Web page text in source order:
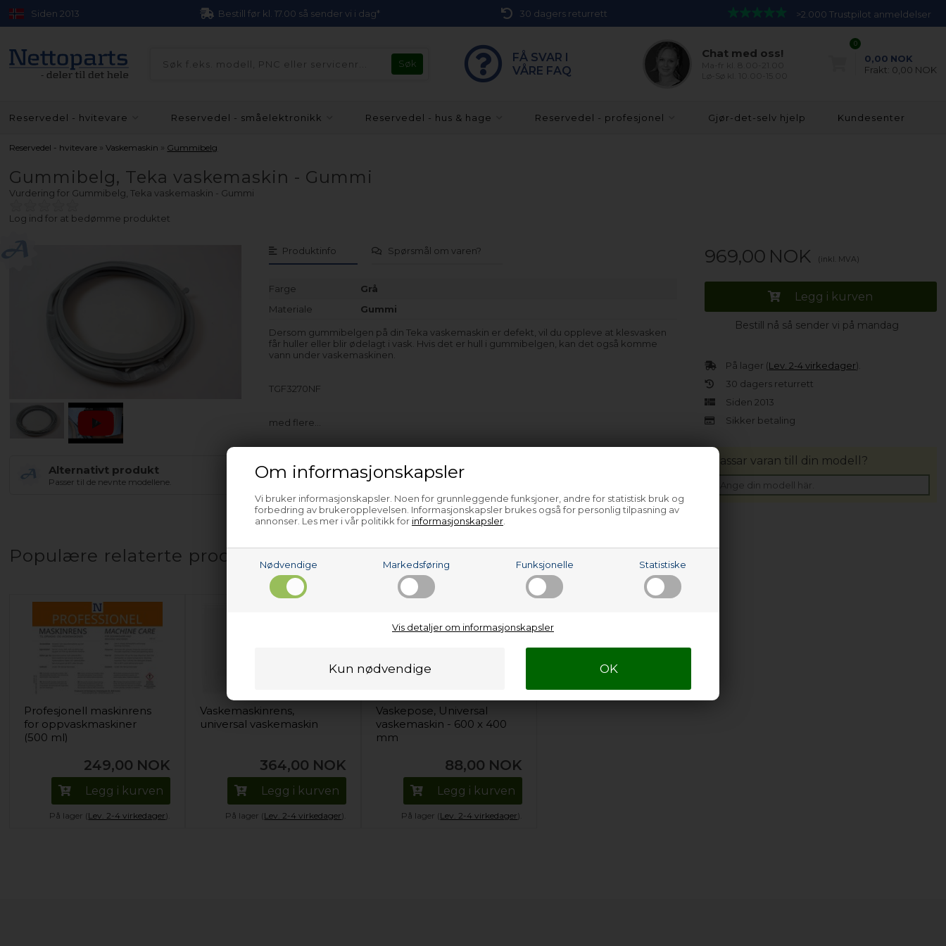
Om informasjonskapsler
Vi bruker informasjonskapsler. Noen for grunnleggende funksjoner, andre for statistisk bruk og
forbedring av brukeropplevelsen. Informasjonskapsler brukes også for personlig tilpasning av
annonser. Les mer i vår politikk for informasjonskapsler
Nødvendige Markedsføring Funksjonelle Statistiske
Vis detaljer om informasjonskapsler
Siden 2013 Bestill før kl. 17.00 så sender vi i dag* 30 dagers returrett >2.000 Trustpilot anmeldelser
FÅ SVAR I
VÅRE FAQ
Chat med oss!
0
0,00 NOK
Frakt: 0,00 NOK
Reservedel - hvitevare Reservedel - småelektronikk Reservedel - hus & hage Reservedel - profesjonel Gjør-det-selv hjelp Kundesenter
Reservedel - hvitevare »Vaskemaskin » Gummibelg
Gummibelg, Teka vaskemaskin - Gummi
Vurdering for Gummibelg, Teka vaskemaskin - Gummi
Log ind for at bedømme produktet
Alternativt produkt
Passer til de nevnte modellene.
Produktinfo Spørsmål om varen?
Farge
Grå
Materiale
Gummi
Dersom gummibelgen på din Teka vaskemaskin er defekt, vil du oppleve at klesvasken
får huller eller blir ødelagt i vask. Hvis det er hull i gummibelgen, kan det også komme
vann under vaskemaskinen.
TGF3270NF
med flere…
969,00 NOK (inkl. MVA)
Legg i kurven
Bestill nå så sender vi på mandag
På lager (Lev. 2-4 virkedager).
30 dagers returrett
Siden 2013
Sikker betaling
Passar varan till din modell?
Populære relaterte produkter
Profesjonell maskinrens
for oppvaskmaskiner
(500 ml)
249,00 NOK
Legg i kurven
På lager (Lev. 2-4 virkedager).
Vaskemaskinrens,
universal vaskemaskin
364,00 NOK
Legg i kurven
På lager (Lev. 2-4 virkedager).
Vaskepose, Universal
vaskemaskin - 600 x 400
mm
88,00 NOK
Legg i kurven
På lager (Lev. 2-4 virkedager).